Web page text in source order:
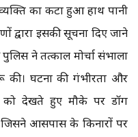
का कटा हुआ हाथ पानी
द्वारा इसकी सूचना दिए जाने
ने तत्काल मोर्चा संभाला
घटना की गंभीरता और
को देखते हुए मौके पर डॉग
जिसने आसपास के किनारों पर